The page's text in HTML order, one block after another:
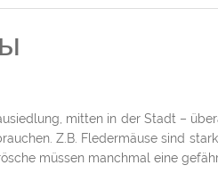
mitten in der Stadt –
Z.B. Fledermäuse sind
müssen manchmal eine